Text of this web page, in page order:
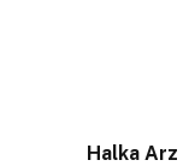
Halka Arz